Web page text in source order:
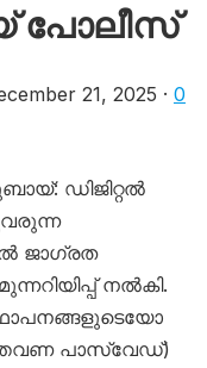
പോലീസ്
21, 2025 · 0
ഡിജിറ്റൽ
ജാഗ്രത
നൽകി.
പാസ്‌വേഡ്)